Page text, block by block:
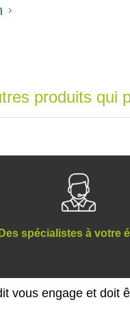
produits qui
Des spécialistes à votre
vous engage et doit